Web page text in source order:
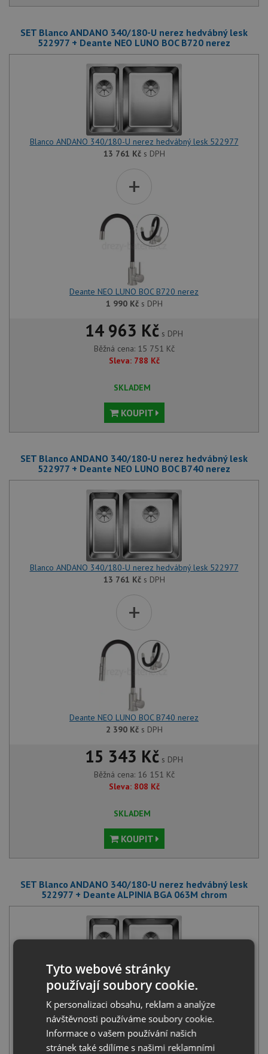
SET Blanco ANDANO 340/180-U nerez hedvábný lesk
522977 + Deante NEO LUNO BOC B720 nerez
Blanco ANDANO 340/180-U nerez hedvábný lesk 522977
13 761 Kčs DPH
+
Deante NEO LUNO BOC B720 nerez
1 990 Kčs DPH
14 963 Kč s DPH
Běžná cena: 15 751 Kč
Sleva: 788 Kč
SKLADEM
KOUPIT
SET Blanco ANDANO 340/180-U nerez hedvábný lesk
522977 + Deante NEO LUNO BOC B740 nerez
Blanco ANDANO 340/180-U nerez hedvábný lesk 522977
13 761 Kčs DPH
+
Deante NEO LUNO BOC B740 nerez
2 390 Kčs DPH
15 343 Kč s DPH
Běžná cena: 16 151 Kč
Sleva: 808 Kč
SKLADEM
KOUPIT
SET Blanco ANDANO 340/180-U nerez hedvábný lesk
522977 + Deante ALPINIA BGA 063M chrom
Blanco ANDANO 340/180-U nerez hedvábný lesk 522977
13 761 Kčs DPH
+
Tyto webové stránky
používají soubory cookie.
K personalizaci obsahu, reklam a analýze
návštěvnosti používáme soubory cookie.
Informace o vašem používání našich
stránek také sdílíme s našimi reklamními